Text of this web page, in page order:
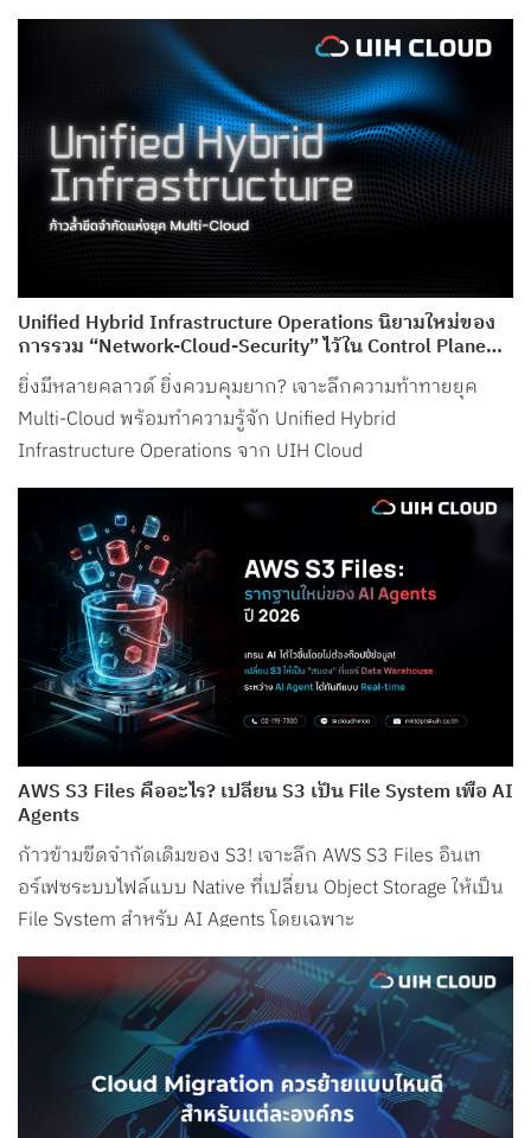
Unified Hybrid Infrastructure Operations นิยามใหม่ของ
การรวม “Network-Cloud-Security” ไว้ใน Control Plane
เดียว จาก UIH Cloud
ยิ่งมีหลายคลาวด์ ยิ่งควบคุมยาก? เจาะลึกความท้าทายยุค
Multi-Cloud พร้อมทำความรู้จัก Unified Hybrid
Infrastructure Operations จาก UIH Cloud
AWS S3 Files คืออะไร? เปลี่ยน S3 เป็น File System เพื่อ AI
Agents
ก้าวข้ามขีดจำกัดเดิมของ S3! เจาะลึก AWS S3 Files อินเท
อร์เฟซระบบไฟล์แบบ Native ที่เปลี่ยน Object Storage ให้เป็น
File System สำหรับ AI Agents โดยเฉพาะ